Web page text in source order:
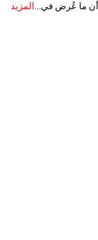
أن ما عُرض في... المزيد